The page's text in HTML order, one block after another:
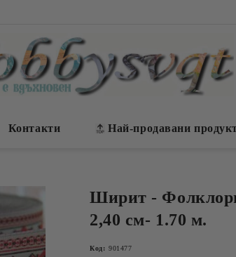
Контакти Най-продавани
Ширит -
2,40 см- 1.70 м.
Код: 901477